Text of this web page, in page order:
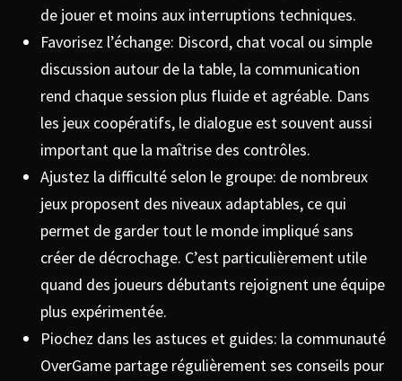
de jouer et moins aux interruptions techniques.
Favorisez l’échange: Discord, chat vocal ou simple
discussion autour de la table, la communication
rend chaque session plus fluide et agréable. Dans
les jeux coopératifs, le dialogue est souvent aussi
important que la maîtrise des contrôles.
Ajustez la difficulté selon le groupe: de nombreux
jeux proposent des niveaux adaptables, ce qui
permet de garder tout le monde impliqué sans
créer de décrochage. C’est particulièrement utile
quand des joueurs débutants rejoignent une équipe
plus expérimentée.
Piochez dans les astuces et guides: la communauté
OverGame partage régulièrement ses conseils pour